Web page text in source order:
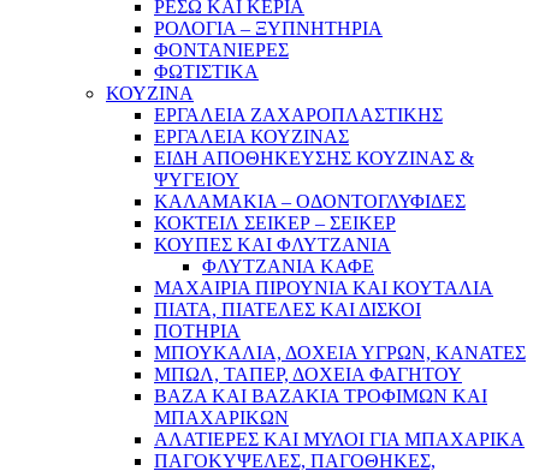
ΡΕΣΩ ΚΑΙ ΚΕΡΙΑ
ΡΟΛΟΓΙΑ – ΞΥΠΝΗΤΗΡΙΑ
ΦΟΝΤΑΝΙΕΡΕΣ
ΦΩΤΙΣΤΙΚΑ
ΚΟΥΖΙΝΑ
ΕΡΓΑΛΕΙΑ ΖΑΧΑΡΟΠΛΑΣΤΙΚΗΣ
ΕΡΓΑΛΕΙΑ ΚΟΥΖΙΝΑΣ
ΕΙΔΗ ΑΠΟΘΗΚΕΥΣΗΣ ΚΟΥΖΙΝΑΣ &
ΨΥΓΕΙΟΥ
ΚΑΛΑΜΑΚΙΑ – ΟΔΟΝΤΟΓΛΥΦΙΔΕΣ
ΚΟΚΤΕΙΛ ΣΕΙΚΕΡ – ΣΕΙΚΕΡ
ΚΟΥΠΕΣ ΚΑΙ ΦΛΥΤΖΑΝΙΑ
ΦΛΥΤΖΑΝΙΑ ΚΑΦΕ
ΜΑΧΑΙΡΙΑ ΠΙΡΟΥΝΙΑ ΚΑΙ ΚΟΥΤΑΛΙΑ
ΠΙΑΤΑ, ΠΙΑΤΕΛΕΣ ΚΑΙ ΔΙΣΚΟΙ
ΠΟΤΗΡΙΑ
ΜΠΟΥΚΑΛΙΑ, ΔΟΧΕΙΑ ΥΓΡΩΝ, ΚΑΝΑΤΕΣ
ΜΠΩΛ, ΤΑΠΕΡ, ΔΟΧΕΙΑ ΦΑΓΗΤΟΥ
ΒΑΖΑ ΚΑΙ ΒΑΖΑΚΙΑ ΤΡΟΦΙΜΩΝ ΚΑΙ
ΜΠΑΧΑΡΙΚΩΝ
ΑΛΑΤΙΕΡΕΣ ΚΑΙ ΜΥΛΟΙ ΓΙΑ ΜΠΑΧΑΡΙΚΑ
ΠΑΓΟΚΥΨΕΛΕΣ, ΠΑΓΟΘΗΚΕΣ,